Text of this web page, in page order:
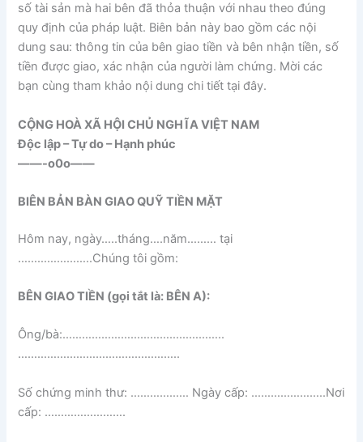
số tài sản mà hai bên đã thỏa thuận với nhau theo đúng
quy định của pháp luật. Biên bản này bao gồm các nội
dung sau: thông tin của bên giao tiền và bên nhận tiền, số
tiền được giao, xác nhận của người làm chứng. Mời các
bạn cùng tham khảo nội dung chi tiết tại đây.
CỘNG HOÀ XÃ HỘI CHỦ NGHĨA VIỆT NAM
Độc lập – Tự do – Hạnh phúc
——-o0o——
BIÊN BẢN BÀN GIAO QUỸ TIỀN MẶT
Hôm nay, ngày…..tháng….năm……… tại
…………………..Chúng tôi gồm:
BÊN GIAO TIỀN (gọi tắt là: BÊN A):
Ông/bà:…………………………………………..
…………………………………………..
Số chứng minh thư: ……………… Ngày cấp: …………………..Nơi
cấp: …………………….